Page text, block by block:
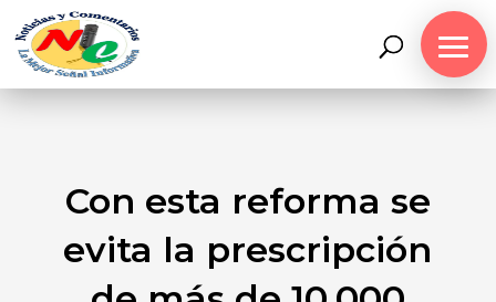
Con esta reforma se
evita la prescripción